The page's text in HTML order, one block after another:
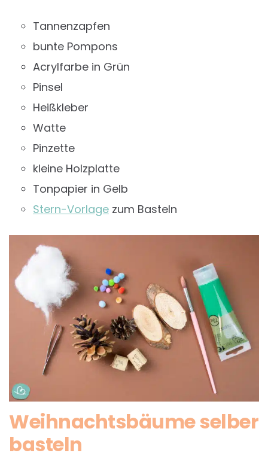
Tannenzapfen
bunte Pompons
Acrylfarbe in Grün
Pinsel
Heißkleber
Watte
Pinzette
kleine Holzplatte
Tonpapier in Gelb
Stern-Vorlage zum Basteln
Weihnachtsbäume selber
basteln